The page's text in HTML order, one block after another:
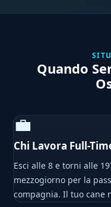
Quando
💼
Chi Lavora Full-
Esci alle 8 e torni alle
mezzogiorno per la
compagnia. Il tuo cane